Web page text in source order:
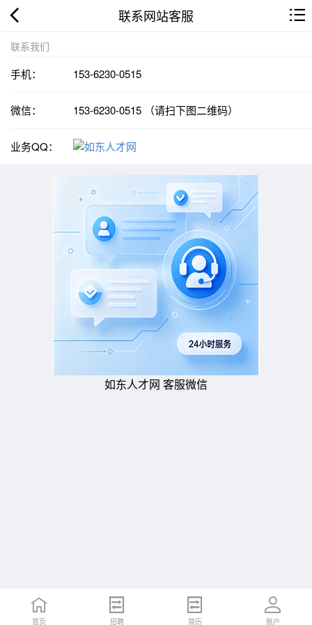
联系网站客服
联系我们
手机： 153-6230-0515
微信： 153-6230-0515 （请扫下图二维码）
业务QQ：
如东人才网 客服微信
首页 招聘 简历 账户